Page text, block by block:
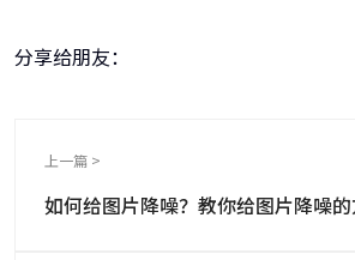
分享给朋友：
上一篇 >
如何给图片降噪？教你给图片降噪